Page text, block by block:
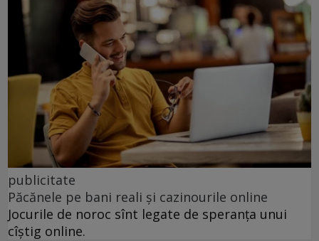
publicitate
Păcănele pe bani reali și cazinourile online
Jocurile de noroc sînt legate de speranța unui
cîștig online.